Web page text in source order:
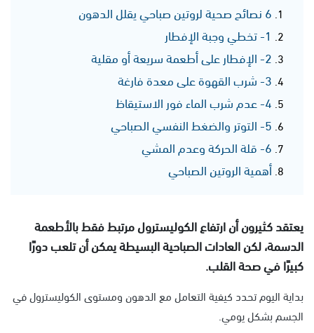
6 نصائح صحية لروتين صباحي يقلل الدهون
1- تخطي وجبة الإفطار
2- الإفطار على أطعمة سريعة أو مقلية
3- شرب القهوة على معدة فارغة
4- عدم شرب الماء فور الاستيقاظ
5- التوتر والضغط النفسي الصباحي
6- قلة الحركة وعدم المشي
أهمية الروتين الصباحي
يعتقد كثيرون أن ارتفاع الكوليسترول مرتبط فقط بالأطعمة
الدسمة، لكن العادات الصباحية البسيطة يمكن أن تلعب دورًا
كبيرًا في صحة القلب.
بداية اليوم تحدد كيفية التعامل مع الدهون ومستوى الكوليسترول في
الجسم بشكل يومي.